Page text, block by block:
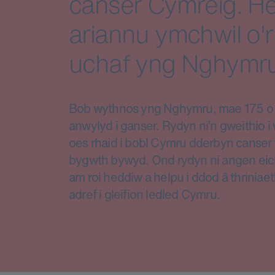
ariannu ymchwil
uchaf yng
Bob wythnos yng Nghymru, mae 175
anwylyd i ganser. Rydyn ni’n gweithio
oes rhaid i bobl Cymru dderbyn canser
bygwth bywyd. Ond rydyn ni angen
am roi heddiw a helpu i ddod â
adref i gleifion ledled Cymru.